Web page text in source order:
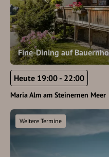
Fine-Dining auf
Heute 19:00 - 22:00
Maria Alm am Steinernen Meer
Weitere Termine